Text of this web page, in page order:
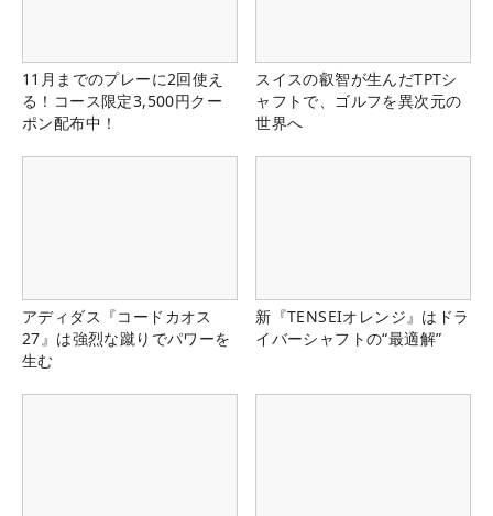
11月までのプレーに2回使え
る！コース限定3,500円クー
ポン配布中！
スイスの叡智が生んだTPTシ
ャフトで、ゴルフを異次元の
世界へ
アディダス『コードカオス
27』は強烈な蹴りでパワーを
生む
新『TENSEIオレンジ』はドラ
イバーシャフトの“最適解”